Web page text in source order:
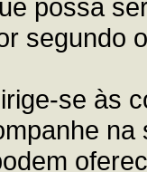
possa
segundo
se às